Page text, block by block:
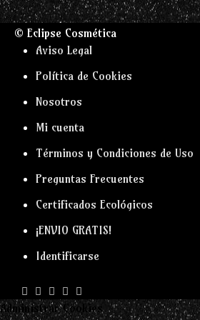
© Eclipse Cosmética
Aviso Legal
Política de Cookies
Nosotros
Mi cuenta
Términos y Condiciones de Uso
Preguntas Frecuentes
Certificados Ecológicos
¡ENVIO GRATIS!
Identificarse
Administrar Cookies